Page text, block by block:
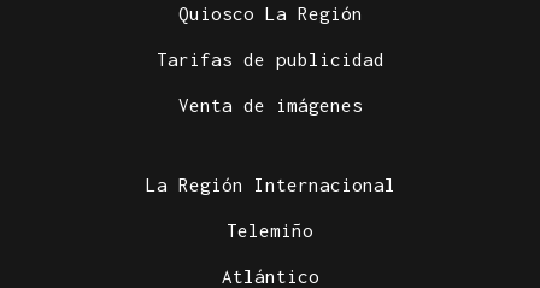
Quiosco La Región
Tarifas de publicidad
Venta de imágenes
La Región Internacional
Telemiño
Atlántico